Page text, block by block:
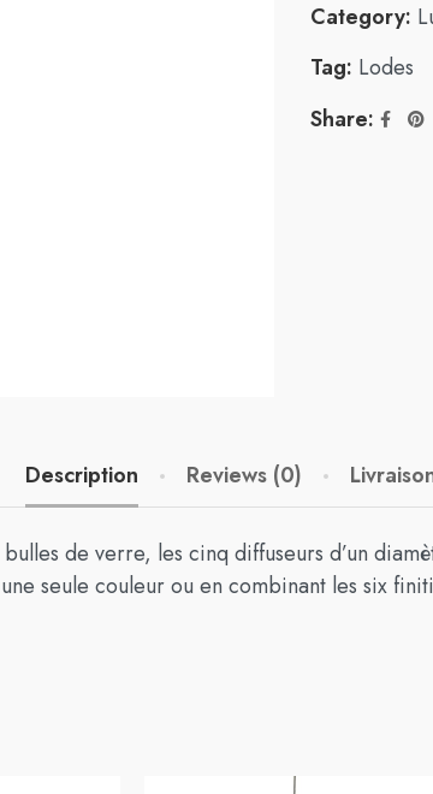
Category:
Tag: Lodes
Share:
Description Reviews (0)
de verre, les cinq diffuseurs d’un
seule couleur ou en combinant les six